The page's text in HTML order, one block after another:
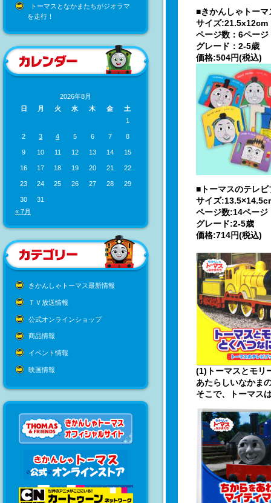
トーマスとなかまたちがジオラマ
を走行！
2026年8月
日
月 火 水 木 金
土
1
2 3 4 5 6 7 8
9 10 11 12 13 14 15
16 17 18 19 20 21 22
23 24 25 26 27 28 29
30
31
« 7月
きかんしゃトーマス最新情報
ＴＶ放送情報
公式オンラインショップ
商品情報
イベント情報
映画情報
■きかんしゃトー
サイズ:21.5x12cm
ページ数：6ページ
グレード：2-5歳
価格:504円(税込)
■トーマスのテレビ
サイズ
ページ数:14ページ
グレード:2-5歳
価格:714円(税込)
(1)トーマスとモリ
あたらしいなかま
そこで、トーマス